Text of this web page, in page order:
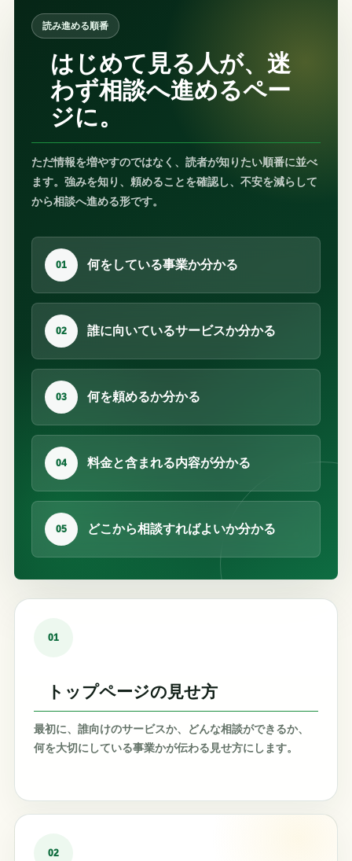
読み進める順番
はじめて見る人が、迷
わず相談へ進めるペー
ジに。
ただ情報を増やすのではなく、読者が知りたい順番に並べ
ます。強みを知り、頼めることを確認し、不安を減らして
から相談へ進める形です。
01 何をしている事業か分かる
02 誰に向いているサービスか分かる
03 何を頼めるか分かる
04 料金と含まれる内容が分かる
05 どこから相談すればよいか分かる
01
トップページの見せ方
最初に、誰向けのサービスか、どんな相談ができるか、
何を大切にしている事業かが伝わる見せ方にします。
02